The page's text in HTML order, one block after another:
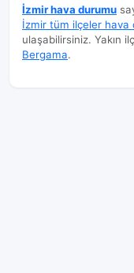
İzmir hava durumu
İzmir tüm ilçeler hava
ulaşabilirsiniz. Yakın
Bergama.